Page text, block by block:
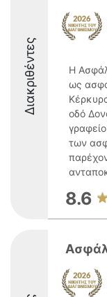
Διακριθέντες
Η
ως
οδό
των
8.6